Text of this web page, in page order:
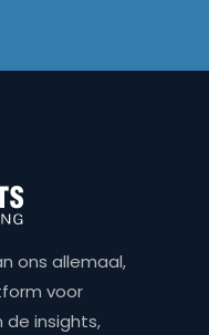
ons allemaal,
voor
de insights,